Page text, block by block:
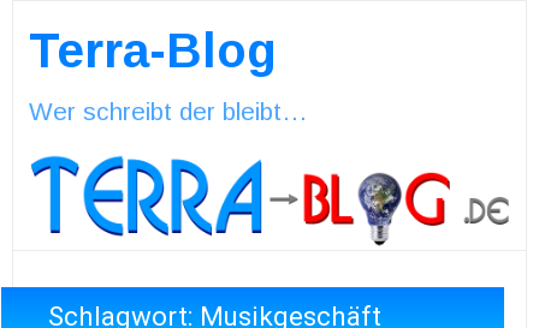
Terra-Blog
Wer schreibt der bleibt…
Schlagwort: Musikgeschäft